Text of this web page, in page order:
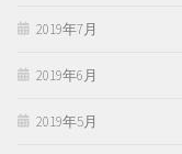
2019年7月
2019年6月
2019年5月